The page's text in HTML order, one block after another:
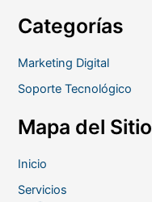
Categorías
Marketing Digital
Soporte Tecnológico
Mapa del Sitio
Inicio
Servicios